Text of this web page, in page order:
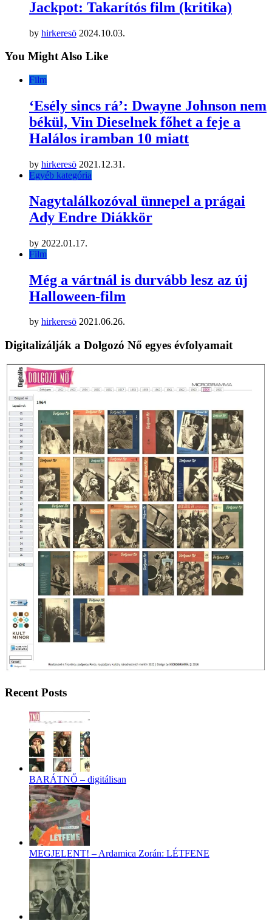
Jackpot: Takarítós film (kritika)
by hirkeresö 2024.10.03.
You Might Also Like
Film
‘Esély sincs rá’: Dwayne Johnson nem
békül, Vin Dieselnek főhet a feje a
Halálos iramban 10 miatt
by hirkeresö 2021.12.31.
Egyéb kategória
Nagytalálkozóval ünnepel a prágai
Ady Endre Diákkör
by 2022.01.17.
Film
Még a vártnál is durvább lesz az új
Halloween-film
by hirkeresö 2021.06.26.
Digitalizálják a Dolgozó Nő egyes évfolyamait
Recent Posts
BARÁTNŐ – digitálisan
MEGJELENT! – Ardamica Zorán: LÉTFENE